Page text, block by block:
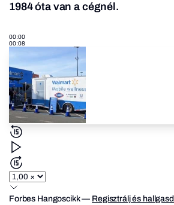
1984 óta van a cégnél.
00:00
00:08
Forbes Hangoscikk— Regisztrálj és